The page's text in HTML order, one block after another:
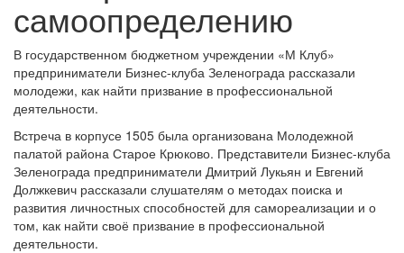
самоопределению
В государственном бюджетном учреждении «М Клуб»
предприниматели Бизнес-клуба Зеленограда рассказали
молодежи, как найти призвание в профессиональной
деятельности.
Встреча в корпусе 1505 была организована Молодежной
палатой района Старое Крюково. Представители Бизнес-клуба
Зеленограда предприниматели Дмитрий Лукьян и Евгений
Должкевич рассказали слушателям о методах поиска и
развития личностных способностей для самореализации и о
том, как найти своё призвание в профессиональной
деятельности.